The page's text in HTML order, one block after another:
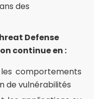
des
Defense
continue en :
comportements
de vulnérabilités